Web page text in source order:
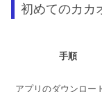
初めてのカカ
手順
アプリのダウンロー